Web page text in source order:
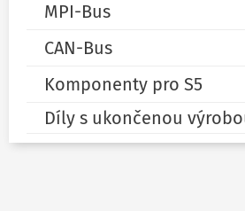
MPI-Bus
CAN-Bus
Komponenty pro S5
Díly s ukončenou